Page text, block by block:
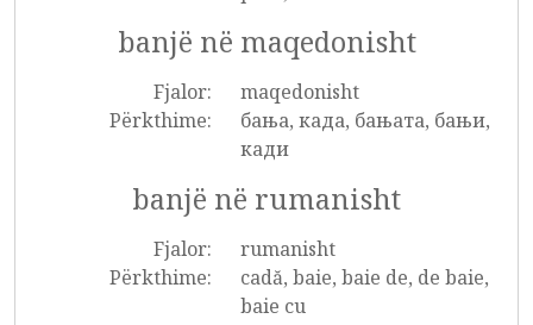
banjë në maqedonisht
Fjalor:
maqedonisht
Përkthime:
бања, када, бањата, бањи,
кади
banjë në rumanisht
Fjalor:
rumanisht
Përkthime:
cadă, baie, baie de, de baie,
baie cu